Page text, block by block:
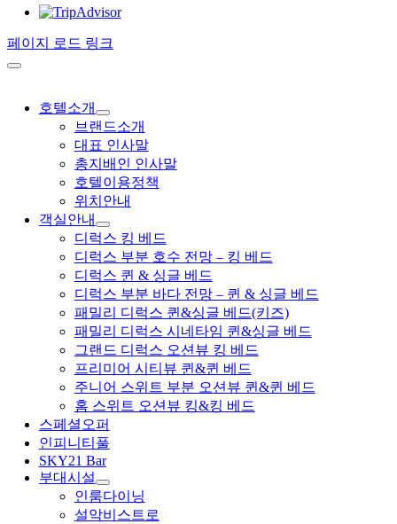
페이지 로드 링크
호텔소개
브랜드소개
대표 인사말
총지배인 인사말
호텔이용정책
위치안내
객실안내
디럭스 킹 베드
디럭스 부분 호수 전망 – 킹 베드
디럭스 퀸 & 싱글 베드
디럭스 부분 바다 전망 – 퀸 & 싱글 베드
패밀리 디럭스 퀸&싱글 베드(키즈)
패밀리 디럭스 시네타임 퀸&싱글 베드
그랜드 디럭스 오션뷰 킹 베드
프리미어 시티뷰 퀸&퀸 베드
주니어 스위트 부분 오션뷰 퀸&퀸 베드
홈 스위트 오션뷰 킹&킹 베드
스페셜오퍼
인피니티풀
SKY21 Bar
부대시설
인룸다이닝
설악비스트로